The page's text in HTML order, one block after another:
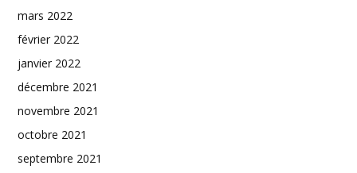
mars 2022
février 2022
janvier 2022
décembre 2021
novembre 2021
octobre 2021
septembre 2021